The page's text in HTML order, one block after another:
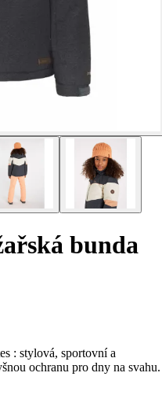
bunda
: stylová, sportovní a
ochranu pro dny na svahu.